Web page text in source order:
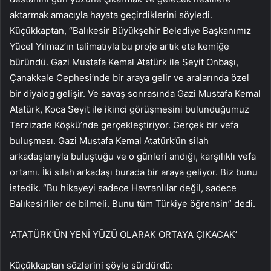
aktarmak amacıyla hayata geçirdiklerini söyledi.
Küçükkaptan, “Balıkesir Büyükşehir Belediye Başkanımız
Yücel Yılmaz’ın talimatıyla bu proje artık ete kemiğe
büründü. Gazi Mustafa Kemal Atatürk ile Seyit Onbaşı,
Çanakkale Cephesi’nde bir araya gelir ve aralarında özel
bir diyalog gelişir. Ve savaş sonrasında Gazi Mustafa Kemal
Atatürk, Koca Seyit ile ikinci görüşmesini bulunduğumuz
Terzizade Köşkü’nde gerçekleştiriyor. Gerçek bir vefa
buluşması. Gazi Mustafa Kemal Atatürk’ün silah
arkadaşlarıyla buluştuğu ve o günleri andığı, karşılıklı vefa
ortamı. İki silah arkadaşı burada bir araya geliyor. Biz bunu
istedik. “Bu hikayeyi sadece Havranlılar değil, sadece
Balıkesirliler de bilmeli. Bunu tüm Türkiye öğrensin” dedi.
‘ATATÜRK’ÜN YENİ YÜZÜ OLARAK ORTAYA ÇIKACAK’
Küçükkaptan sözlerini şöyle sürdürdü: